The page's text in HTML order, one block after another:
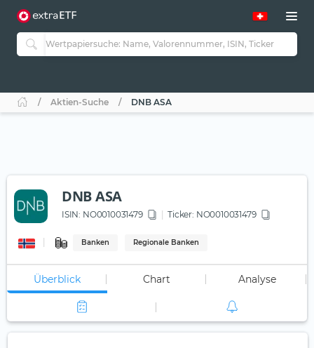
Aktien-Suche DNB ASA
DNB ASA
ISIN: NO0010031479 Ticker: NO0010031479
Banken Regionale Banken
Überblick Chart Analyse